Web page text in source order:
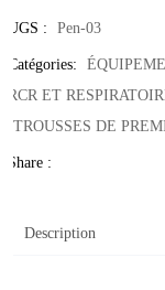
UGS : Pen-03
Catégories:
RCR ET
TROUSSES DE
Share :
Description